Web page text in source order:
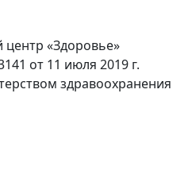
центр «Здоровье»
от 11 июля 2019 г.
здравоохранения